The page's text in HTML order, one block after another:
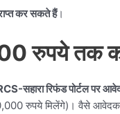
कर सकते हैं।
रुपये तक
सहारा रिफंड पोर्टल पर
रुपये मिलेंगे)। वैसे